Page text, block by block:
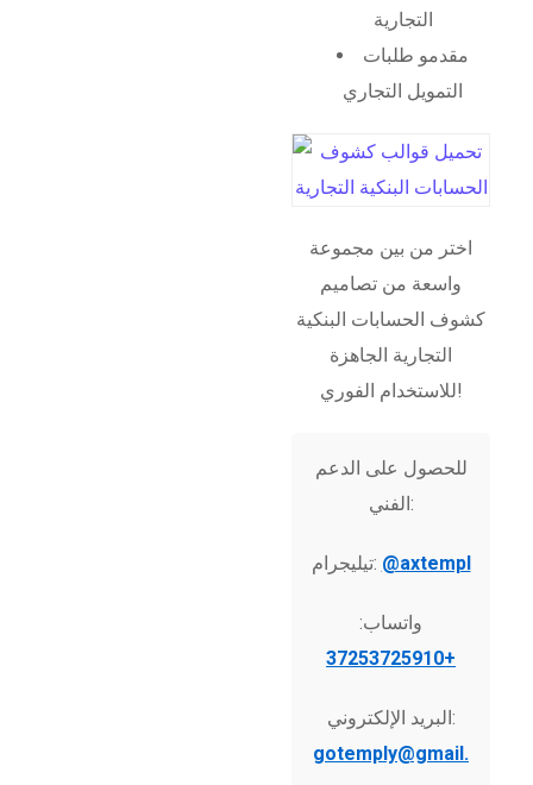
التجارية
مقدمو طلبات
التمويل التجاري
اختر من بين مجموعة
واسعة من تصاميم
كشوف الحسابات البنكية
التجارية الجاهزة
للاستخدام الفوري!
للحصول على الدعم
الفني:
تيليجرام: @axtempl
واتساب:
+37253725910
البريد الإلكتروني:
gotemply@gmail.